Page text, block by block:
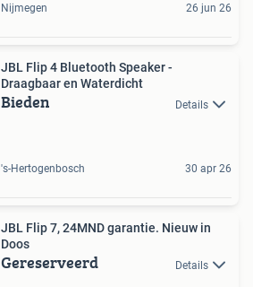
Nijmegen 26 jun 26
JBL Flip 4 Bluetooth Speaker -
Draagbaar en Waterdicht
Bieden Details
's-Hertogenbosch 30 apr 26
JBL Flip 7, 24MND garantie. Nieuw in
Doos
Gereserveerd Details